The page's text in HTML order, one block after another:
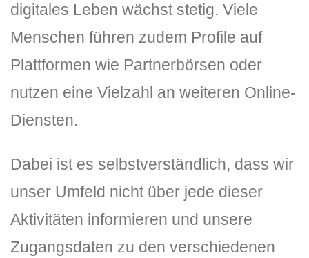
DLH Stick – Sicherheitskonzept
Hilfe
DLH Stick Bedienungsanleitung
Videoanleitung und Manual
Versionsinformationen
digitales Leben wächst stetig. Viele
Menschen führen zudem Profile auf
Plattformen wie Partnerbörsen oder
nutzen eine Vielzahl an weiteren Online-
Diensten.
Dabei ist es selbstverständlich, dass wir
unser Umfeld nicht über jede dieser
Aktivitäten informieren und unsere
Zugangsdaten zu den verschiedenen